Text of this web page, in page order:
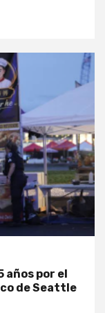
años por el
de Seattle